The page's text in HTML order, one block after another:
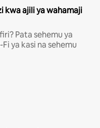
kwa ajili ya wahamaji
Pata sehemu ya
ya kasi na sehemu